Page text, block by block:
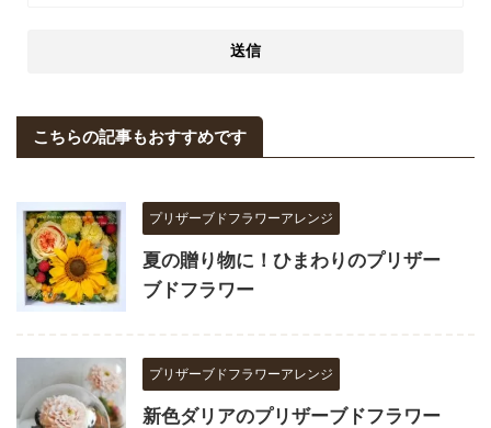
こちらの記事もおすすめです
プリザーブドフラワーアレンジ
夏の贈り物に！ひまわりのプリザー
ブドフラワー
プリザーブドフラワーアレンジ
新色ダリアのプリザーブドフラワー